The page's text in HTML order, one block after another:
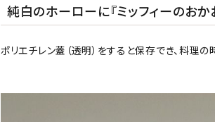
純白のホーローに『ミッフィーのお
ポリエチレン蓋（透明）をすると保存でき、料理